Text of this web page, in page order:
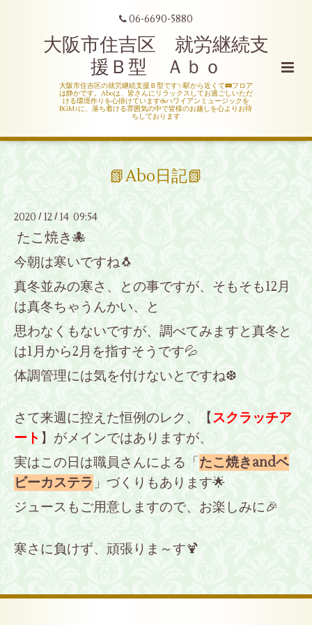
06-6690-5880
大阪市住吉区 就労継続支
援Ｂ型 Ａｂｏ
大阪市住吉区の就労継続支援Ｂ型です✨駅から近くて🚃フロア
は静かです。Aboは、皆さんにリラックスしてお過ごしいただ
ける環境作りを心掛けています☕ハワイアンミュージックを
BGM♪に、落ち着ける雰囲気の中で皆様のお越しを心よりお待
ちしております
📗Abo日記📗
2020 / 12 / 14 09:54
たこ焼き🐙
今朝は寒いですね🐧
真冬並みの寒さ、との事ですが、そもそも12月
は真冬ちゃうんかい、と
思わなくもないですが、調べてみますと真冬と
は1月から2月を指すそうです💦
体調管理には気を付けないとですね❆
さて来週に控えた恒例のレク、【スクラッチア
ート 】がメインではありますが、
実はこの日は職員さんによる「たこ焼きandベ
ビーカステラ 」づくりもあります🌟
ジュースもご用意しますので、お楽しみに🎉
寒さに負けず、頑張りま～す🍹